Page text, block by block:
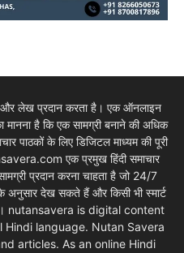
और लेख प्रदान करता है। एक ऑनलाइन
है कि एक सामग्री बनाने की अधिक
पाठकों के लिए डिजिटल माध्यम की पूरी
एक प्रमुख हिंदी समाचार
प्रदान करना चाहता है जो 24/7
अनुसार देख सकते हैं और किसी भी स्मार्ट
है। nutansavera is digital content
language. Nutan Savera
articles. As an online Hindi